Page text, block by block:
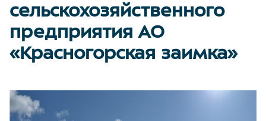
сельскохозяйственного
предприятия АО
«Красногорская заимка»